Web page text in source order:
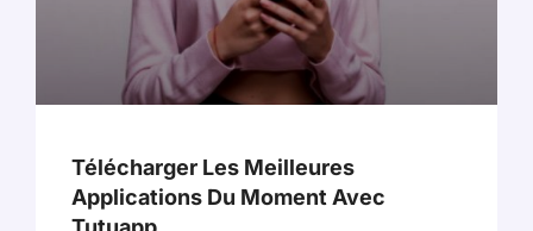
Télécharger Les Meilleures
Applications Du Moment Avec